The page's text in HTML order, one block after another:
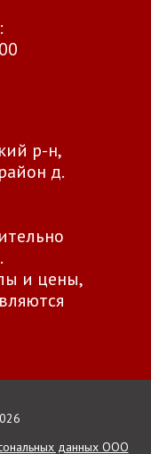
р-н,
д.
и цены,
данных ООО